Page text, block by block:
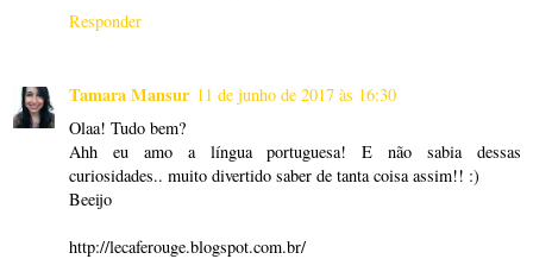
Responder
Tamara Mansur 11 de junho de 2017 às 16:30
Olaa! Tudo bem?
Ahh eu amo a língua portuguesa! E não sabia dessas
curiosidades.. muito divertido saber de tanta coisa assim!! :)
Beeijo
http://lecaferouge.blogspot.com.br/